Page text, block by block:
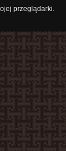
przeglądarki.